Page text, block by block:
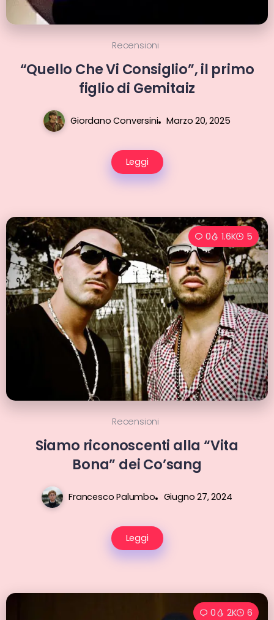
Recensioni
“Quello Che Vi Consiglio”, il primo
figlio di Gemitaiz
Giordano Conversini Marzo 20, 2025
Leggi
0 1.6K 5
Recensioni
Siamo riconoscenti alla “Vita
Bona” dei Co’sang
Francesco Palumbo Giugno 27, 2024
Leggi
0 2K 6